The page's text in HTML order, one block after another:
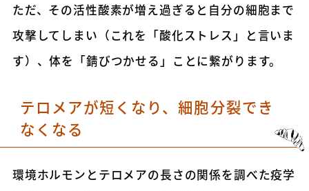
ただ、その活性酸素が増え過ぎると自分の細胞まで
攻撃してしまい（これを「酸化ストレス」と言いま
す）、体を「錆びつかせる」ことに繋がります。
テロメアが短くなり、細胞分裂でき
なくなる
環境ホルモンとテロメアの長さの関係を調べた疫学